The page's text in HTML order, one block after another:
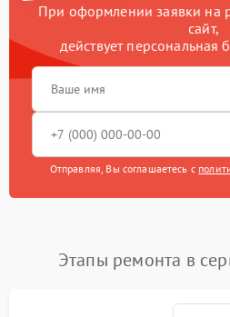
При оформлении заявки на
сайт,
действует персональная
Отправляя, Вы соглашаетесь с
Этапы ремонта в